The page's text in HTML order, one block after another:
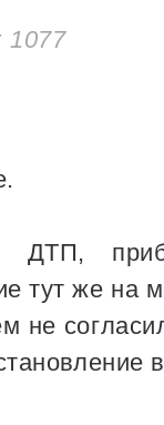
1077
тут же на
не